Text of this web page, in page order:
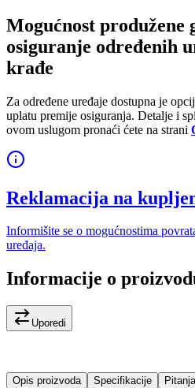
Mogućnost produžene
osiguranje određenih
krađe
Za određene uređaje dostupna je
uplatu premije osiguranja. Detalje i
ovom uslugom pronaći ćete na strani
Reklamacija na
Informišite se o mogućnostima
uređaja.
Informacije o
Uporedi
Opis proizvoda Specifikacije